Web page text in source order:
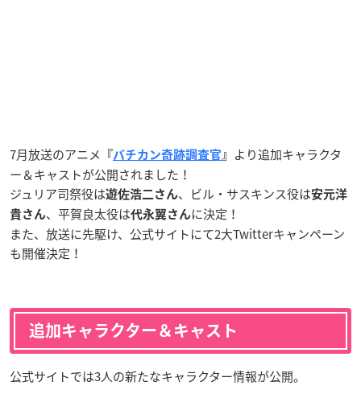
7月放送のアニメ 『バチカン奇跡調査官 』
より追加キャラクタ
ー＆キャストが公開されました！
ジュリア司祭役は遊佐浩二さん、ビル・サスキンス役は安元洋
貴さん、平賀良太役は代永翼さんに決定！
また、放送に先駆け、公式サイトにて2大Twitterキャンペーン
も開催決定！
追加キャラクター＆キャスト
公式サイトでは3人の新たなキャラクター情報が公開。